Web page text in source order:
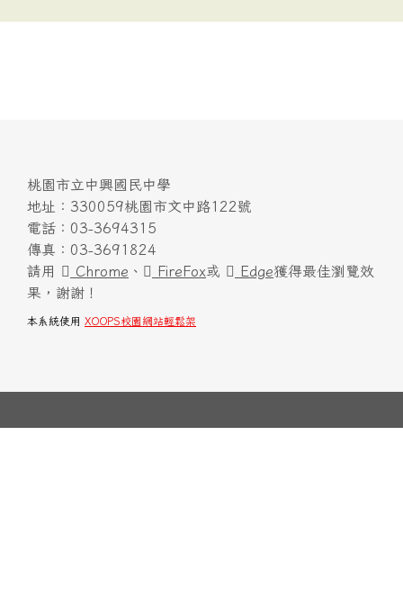
桃園市立中興國民中學
地址：330059桃園市文中路122號
電話：03-3694315
傳真：03-3691824
請用
Chrome 、 FireFox或 Edge獲得最佳瀏覽效
果，謝謝！
本系統使用 XOOPS校園網站輕鬆架